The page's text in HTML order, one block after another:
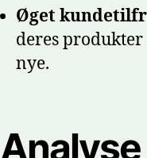
Øget
deres
nye.